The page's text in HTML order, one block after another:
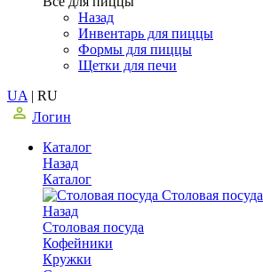
Назад
Инвентарь для пиццы
Формы для пиццы
Щетки для печи
UA | RU
Логин
Каталог
Назад
Каталог
Столовая посуда
Назад
Столовая посуда
Кофейники
Кружки